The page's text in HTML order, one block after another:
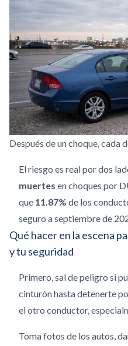
Después de un choque, cada
El riesgo es real por dos
muertes en choques por
que 11.87% de los
seguro a septiembre de
Qué hacer en la escena
y tu seguridad
Primero, sal de peligro si
cinturón hasta detenerte
el otro conductor,
Toma fotos de los autos,